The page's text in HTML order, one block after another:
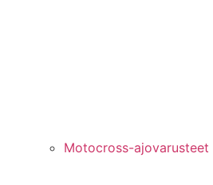
Motocross-ajovarusteet